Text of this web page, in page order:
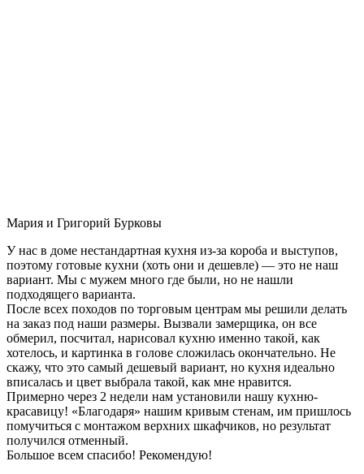
Мария и Григорий Бурковы
У нас в доме нестандартная кухня из-за короба и выступов,
поэтому готовые кухни (хоть они и дешевле) — это не наш
вариант. Мы с мужем много где были, но не нашли
подходящего варианта.
После всех походов по торговым центрам мы решили делать
на заказ под наши размеры. Вызвали замерщика, он все
обмерил, посчитал, нарисовал кухню именно такой, как
хотелось, и картинка в голове сложилась окончательно. Не
скажу, что это самый дешевый вариант, но кухня идеально
вписалась и цвет выбрала такой, как мне нравится.
Примерно через 2 недели нам установили нашу кухню-
красавицу! «Благодаря» нашим кривым стенам, им пришлось
помучиться с монтажом верхних шкафчиков, но результат
получился отменный.
Большое всем спасибо! Рекомендую!